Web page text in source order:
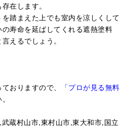
在します。
踏まえた上でも室内を涼しくして
寿命を延ばしてくれる遮熱塗料
えるでしょう。
おりますので、
「プロが見る無料
蔵村山市,東村山市,東大和市,国立